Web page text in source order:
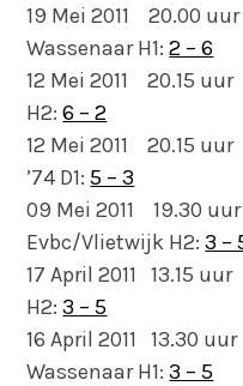
19 Mei 2011 20.00
Wassenaar H1:2 – 6
12 Mei 2011 20.15
H2:6 – 2
12 Mei 2011 20.15
’74 D1:5 – 3
09 Mei 2011 19.30
Evbc/Vlietwijk H2:3 –
17 April 2011 13.15
H2:3 – 5
16 April 2011 13.30
Wassenaar H1:3 – 5